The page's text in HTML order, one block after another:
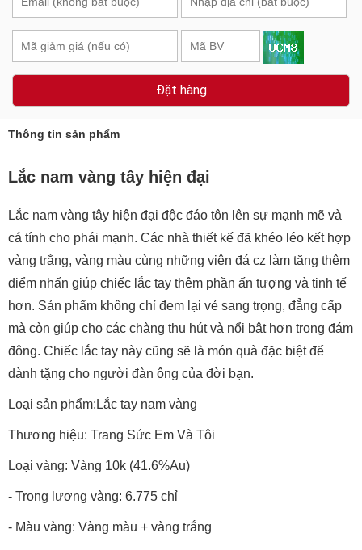
Đặt hàng
Thông tin sản phẩm
Lắc nam vàng tây hiện đại
Lắc nam vàng tây hiện đại độc đáo tôn lên sự mạnh mẽ và
cá tính cho phái mạnh. Các nhà thiết kế đã khéo léo kết hợp
vàng trắng, vàng màu cùng những viên đá cz làm tăng thêm
điểm nhấn giúp chiếc lắc tay thêm phần ấn tượng và tinh tế
hơn. Sản phẩm không chỉ đem lại vẻ sang trọng, đẳng cấp
mà còn giúp cho các chàng thu hút và nổi bật hơn trong đám
đông. Chiếc lắc tay này cũng sẽ là món quà đặc biệt để
dành tặng cho người đàn ông của đời bạn.
Loại sản phẩm:Lắc tay nam vàng
Thương hiệu: Trang Sức Em Và Tôi
Loại vàng: Vàng 10k (41.6%Au)
- Trọng lượng vàng: 6.775 chỉ
- Màu vàng: Vàng màu + vàng trắng